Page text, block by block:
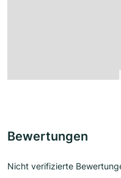
Bewertungen
Nicht verifizierte